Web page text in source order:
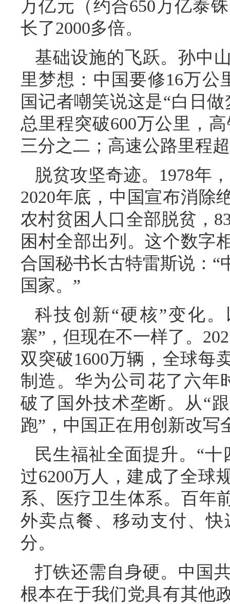
万亿元（约合650万亿泰
长了2000多倍。
基础设施的飞跃。孙中
里梦想：中国要修16万公
国记者嘲笑说这是“白日
总里程突破600万公里，
三分之二；高速公路里程
脱贫攻坚奇迹。1978年
2020年底，中国宣布消
农村贫困人口全部脱贫，
困村全部出列。这个数字
合国秘书长古特雷斯说：“
国家。”
科技创新“硬核”变化
寨”，但现在不一样了。
双突破1600万辆，全球每
制造。华为公司花了六年
破了国外技术垄断。从“
跑”，中国正在用创新改写
民生福祉全面提升。“
过6200万人，建成了全球
系、医疗卫生体系。百年
外卖点餐、移动支付、
分。
打铁还需自身硬。中国
根本在于我们党具有其他